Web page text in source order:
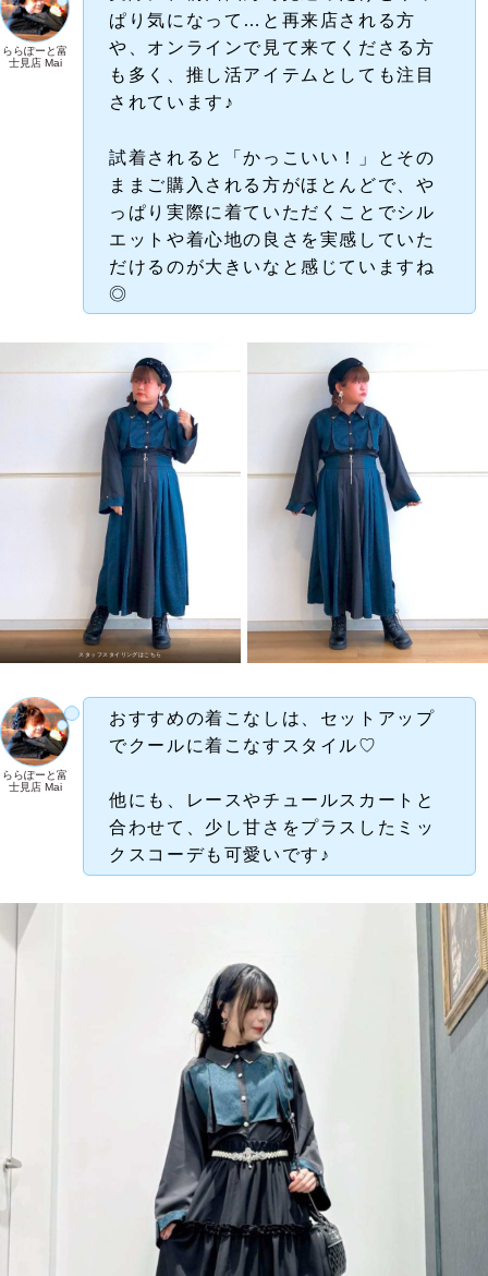
ららぽーと富
士見店 Mai
ぱり気になって…と再来店される方
や、オンラインで見て来てくださる方
も多く、推し活アイテムとしても注目
されています♪
試着されると「かっこいい！」とその
ままご購入される方がほとんどで、や
っぱり実際に着ていただくことでシル
エットや着心地の良さを実感していた
だけるのが大きいなと感じていますね
◎
スタッフスタイリングはこちら
ららぽーと富
士見店 Mai
おすすめの着こなしは、セットアップ
でクールに着こなすスタイル♡
他にも、レースやチュールスカートと
合わせて、少し甘さをプラスしたミッ
クスコーデも可愛いです♪